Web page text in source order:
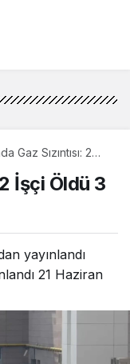
Gaz Sızıntısı: 2
İşçi Öldü 3
yayınlandı
21 Haziran